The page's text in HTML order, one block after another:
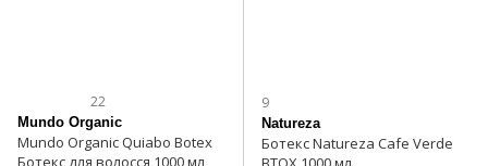
22
Mundo Organic
Mundo Organic Quiabo Botex
Ботекс для волосся 1000 мл
9
Natureza
Ботекс Natureza Cafe Verde